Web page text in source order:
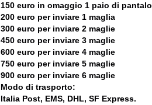
150 euro in omaggio 1 paio di
200 euro per inviare 1 maglia
300 euro per inviare 2 maglie
450 euro per inviare 3 maglie
600 euro per inviare 4 maglie
750 euro per inviare 5 maglie
900 euro per inviare 6 maglie
Modo di trasporto:
Italia Post, EMS, DHL, SF Express.